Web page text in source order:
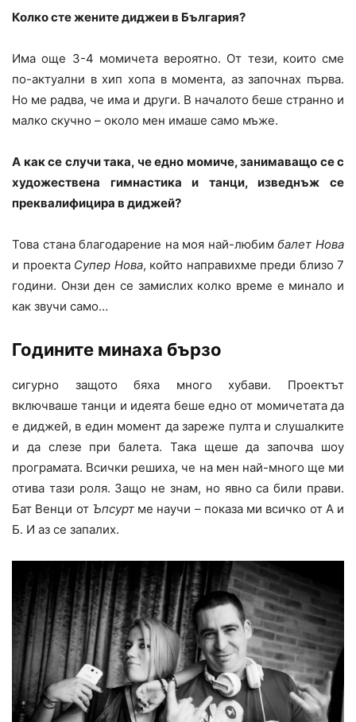
Колко сте жените диджеи в България?
Има още 3-4 момичета вероятно. От тези, които сме
по-актуални в хип хопа в момента, аз започнах първа.
Но ме радва, че има и други. В началото беше странно и
малко скучно – около мен имаше само мъже.
А как се случи така, че едно момиче, занимаващо се с
художествена гимнастика и танци, изведнъж се
преквалифицира в диджей?
Това стана благодарение на моя най-любимбалет Нова
и проекта Супер Нова, който направихме преди близо 7
години. Онзи ден се замислих колко време е минало и
как звучи само…
Годините минаха бързо
сигурно защото бяха много хубави. Проектът
включваше танци и идеята беше едно от момичетата да
е диджей, в един момент да зареже пулта и слушалките
и да слезе при балета. Така щеше да започва шоу
програмата. Всички решиха, че на мен най-много ще ми
отива тази роля. Защо не знам, но явно са били прави.
Бат Венци от Ъпсуртме научи – показа ми всичко от А и
Б. И аз се запалих.